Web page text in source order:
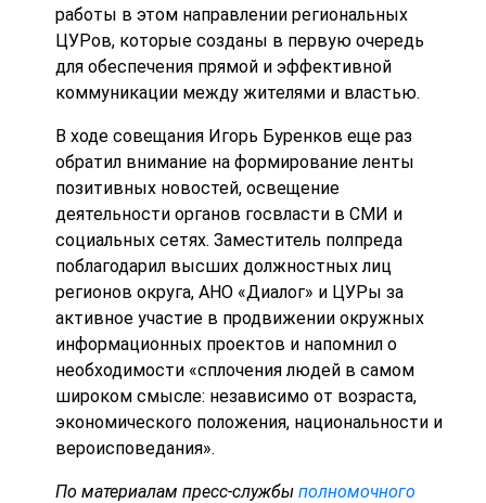
работы в этом направлении региональных
ЦУРов, которые созданы в первую очередь
для обеспечения прямой и эффективной
коммуникации между жителями и властью.
В ходе совещания Игорь Буренков еще раз
обратил внимание на формирование ленты
позитивных новостей, освещение
деятельности органов госвласти в СМИ и
социальных сетях. Заместитель полпреда
поблагодарил высших должностных лиц
регионов округа, АНО «Диалог» и ЦУРы за
активное участие в продвижении окружных
информационных проектов и напомнил о
необходимости «сплочения людей в самом
широком смысле: независимо от возраста,
экономического положения, национальности и
вероисповедания».
По материалам пресс-службы полномочного